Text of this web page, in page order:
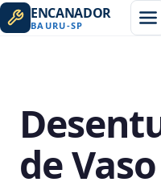
ENCANADOR
BAURU-SP
de